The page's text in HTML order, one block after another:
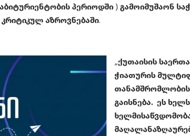
პერიოდში ) გამოიმუშაონ
აზროვნებაში.
„ქუთაისის
ჭიათურის
გაისნება. ეს